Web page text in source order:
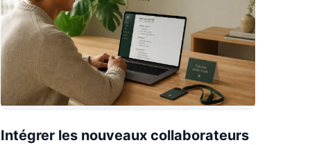
Intégrer les nouveaux collaborateurs